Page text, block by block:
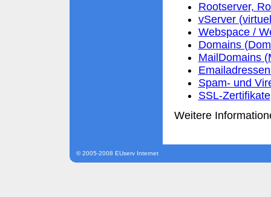
Rootserver,
vServer
Webspace /
Domains
MailDomains
Spam- und
SSL-Zertifikate
Weitere
© 2005-2008 EUserv Internet